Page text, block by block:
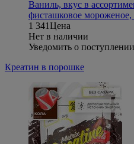
Ваниль, вкус в
фисташковое
1 341Цена
Нет в наличии
Уведомить о поступлении
Креатин в порошке